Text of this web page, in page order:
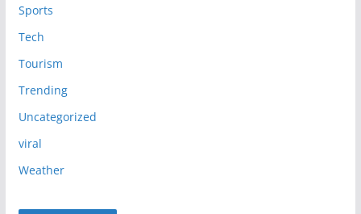
Sports
Tech
Tourism
Trending
Uncategorized
viral
Weather